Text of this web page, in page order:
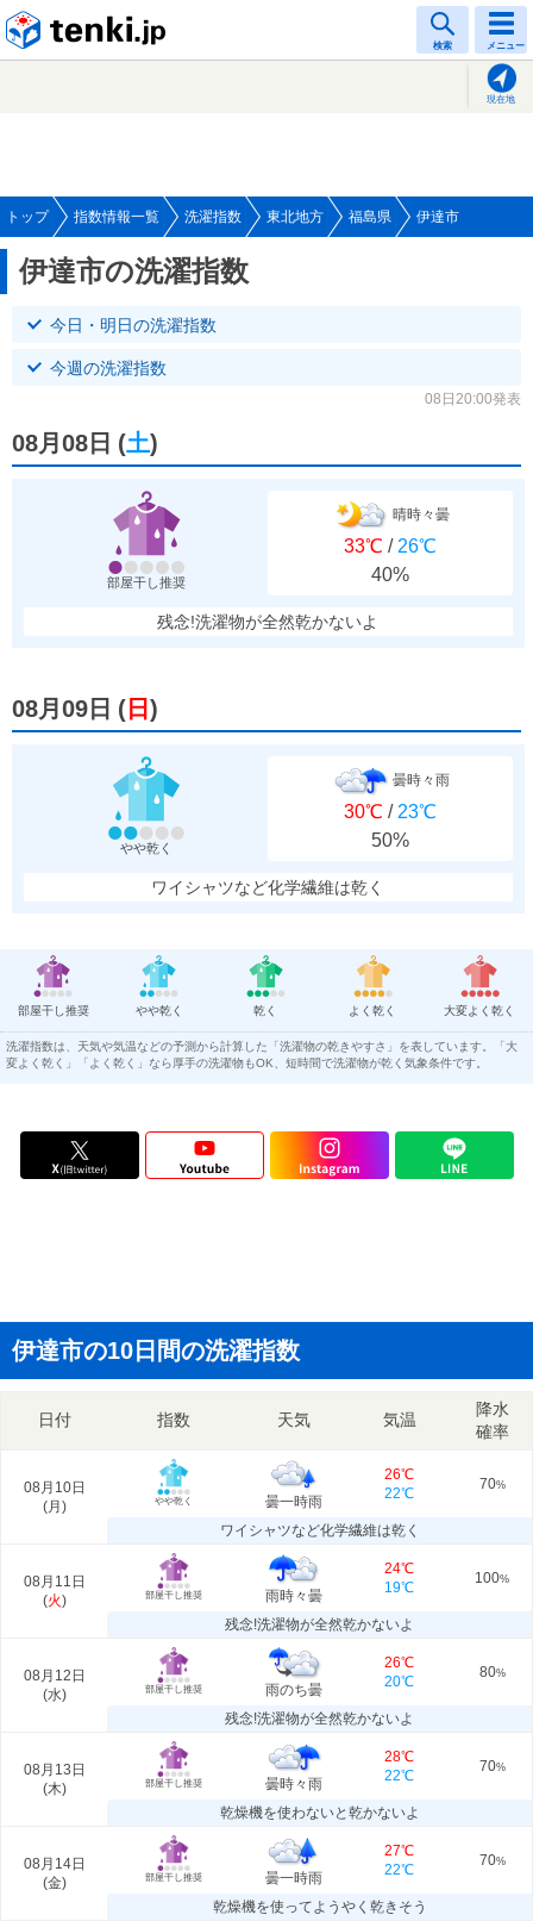
検索 メニュー
現在地
トップ 指数情報一覧 洗濯指数 東北地方 福島県 伊達市
伊達市の洗濯指数
今日・明日の洗濯指数
今週の洗濯指数
08日20:00発表
08月08日 (土)
部屋干し推奨
晴時々曇
33℃ / 26℃
40%
残念!洗濯物が全然乾かないよ
08月09日 ( 日 )
やや乾く
曇時々雨
30℃ / 23℃
50%
ワイシャツなど化学繊維は乾く
部屋干し推奨 やや乾く 乾く よく乾く 大変よく乾く
洗濯指数は、天気や気温などの予測から計算した「洗濯物の乾きやすさ」を表しています。「大
変よく乾く」「よく乾く」なら厚手の洗濯物もOK、短時間で洗濯物が乾く気象条件です。
伊達市の10日間の洗濯指数
日付 指数 天気 気温
降水
確率
08月10日
(月 ) やや乾く 曇一時雨
26℃
22℃
70%
ワイシャツなど化学繊維は乾く
08月11日
(火) 部屋干し推奨 雨時々曇
24℃
19℃
100%
残念!洗濯物が全然乾かないよ
08月12日
(水) 部屋干し推奨 雨のち曇
26℃
20℃
80%
残念!洗濯物が全然乾かないよ
08月13日
(木) 部屋干し推奨 曇時々雨
28℃
22℃
70%
乾燥機を使わないと乾かないよ
08月14日
(金) 部屋干し推奨 曇一時雨
27℃
22℃
70%
乾燥機を使ってようやく乾きそう